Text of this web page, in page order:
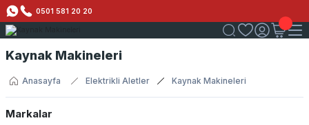
0501 581 20 20
Kaynak Makineleri
Anasayfa Elektrikli Aletler Kaynak Makineleri
Markalar